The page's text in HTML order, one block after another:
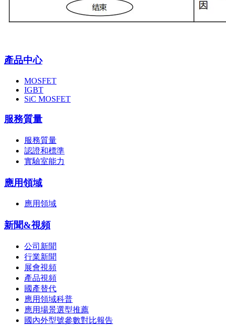
產品中心
MOSFET
IGBT
SiC MOSFET
服務質量
服務質量
認證和標準
實驗室能力
應用領域
應用領域
新聞&視頻
公司新聞
行業新聞
展會視頻
產品視頻
國產替代
應用領域科普
應用場景選型推薦
國內外型號參數對比報告